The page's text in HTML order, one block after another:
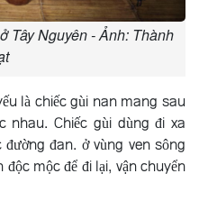
Tây Nguyên - Ảnh: Thành
là chiếc gùi nan mang sau
nhau. Chiếc gùi dùng đi xa
đan. ở vùng ven sông
mộc để đi lại, vận chuyển